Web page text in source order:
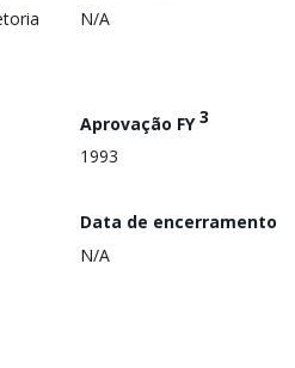
N/A
Aprovação FY3
1993
Data de encerramento
N/A